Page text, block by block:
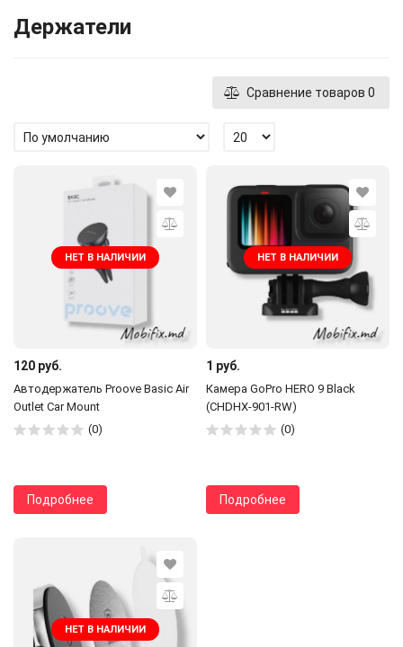
Держатели
Сравнение товаров 0
НЕТ В НАЛИЧИИ
120 руб.
Автодержатель Proove Basic Air
Outlet Car Mount
(0)
Подробнее
НЕТ В НАЛИЧИИ
1 руб.
Камера GoPro HERO 9 Black
(CHDHX-901-RW)
(0)
Подробнее
НЕТ В НАЛИЧИИ